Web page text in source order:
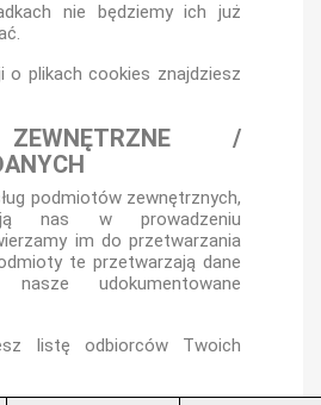
nie będziemy ich już
o plikach cookies znajdziesz
/
podmiotów zewnętrznych,
nas w prowadzeniu
im do przetwarzania
te przetwarzają dane
udokumentowane
listę odbiorców Twoich